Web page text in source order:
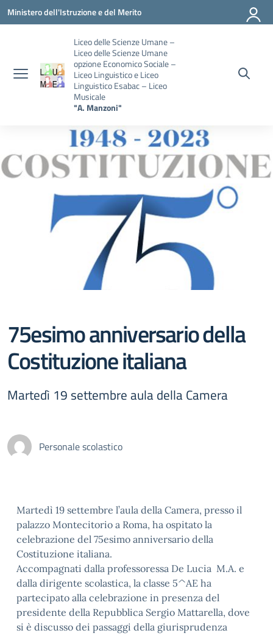
Vai ai contenuti
Vai al menu di navigazione
Vai al footer
Ministero dell'Istruzione e del Merito
Liceo delle Scienze Umane –
Liceo delle Scienze Umane
opzione Economico Sociale –
Liceo Linguistico e Liceo
Linguistico Esabac – Liceo
Musicale
"A. Manzoni"
75esimo anniversario della
Costituzione italiana
Martedì 19 settembre aula della Camera
Personale scolastico
Martedì 19 settembre l’aula della Camera, presso il
palazzo Montecitorio a Roma, ha ospitato la
celebrazione del 75esimo anniversario della
Costituzione italiana.
Accompagnati dalla professoressa De Lucia M.A. e
dalla dirigente scolastica, la classe 5^AE ha
partecipato alla celebrazione in presenza del
presidente della Repubblica Sergio Mattarella, dove
si è discusso dei passaggi della giurisprudenza